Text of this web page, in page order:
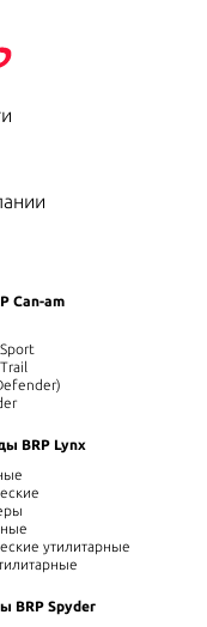
Can-am
BRP Lynx
утилитарные
BRP Spyder